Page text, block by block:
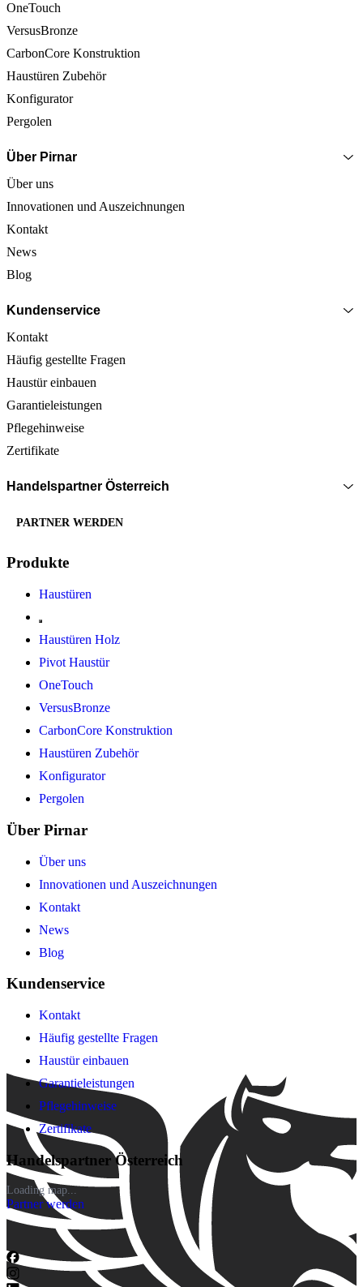
OneTouch
VersusBronze
CarbonCore Konstruktion
Haustüren Zubehör
Konfigurator
Pergolen
Über Pirnar
Über uns
Innovationen und Auszeichnungen
Kontakt
News
Blog
Kundenservice
Kontakt
Häufig gestellte Fragen
Haustür einbauen
Garantieleistungen
Pflegehinweise
Zertifikate
Handelspartner Österreich
PARTNER WERDEN
Produkte
Haustüren
Haustüren Holz
Pivot Haustür
OneTouch
VersusBronze
CarbonCore Konstruktion
Haustüren Zubehör
Konfigurator
Pergolen
Über Pirnar
Über uns
Innovationen und Auszeichnungen
Kontakt
News
Blog
Kundenservice
Kontakt
Häufig gestellte Fragen
Haustür einbauen
Garantieleistungen
Pflegehinweise
Zertifikate
Handelspartner Österreich
Loading map...
Partner werden